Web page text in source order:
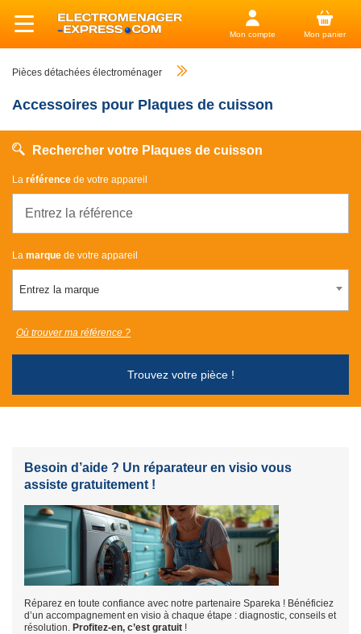
Mon compte Mon panier
Pièces détachées électroménager
Accessoires pour Plaques de cuisson
Rechercher votre Plaques de cuisson
La référence de votre appareil
La marque de votre appareil
Entrez la marque
Trouvez votre pièce !
Où trouver ma référence ?
Besoin d’aide ? Un réparateur en visio vous
assiste gratuitement !
Réparez en toute confiance avec notre partenaire Spareka ! Bénéficiez
d’un accompagnement en visio à chaque étape : diagnostic, conseils et
résolution. Profitez-en, c’est gratuit !